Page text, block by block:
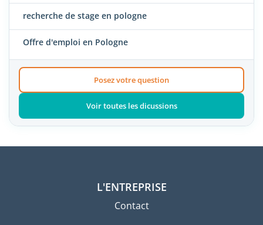
recherche de stage en pologne
Offre d'emploi en Pologne
Posez votre question
Voir toutes les dicussions
L'ENTREPRISE
Contact